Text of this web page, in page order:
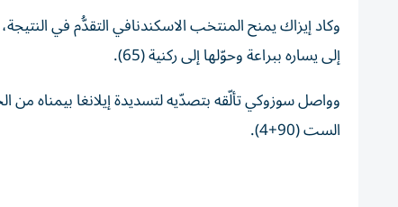
وكاد إيزاك يمنح المنتخب الاسكندنافي التقدُّم في
إلى يساره ببراعة وحوّلها إلى ركنية (65).
الست (90+4).